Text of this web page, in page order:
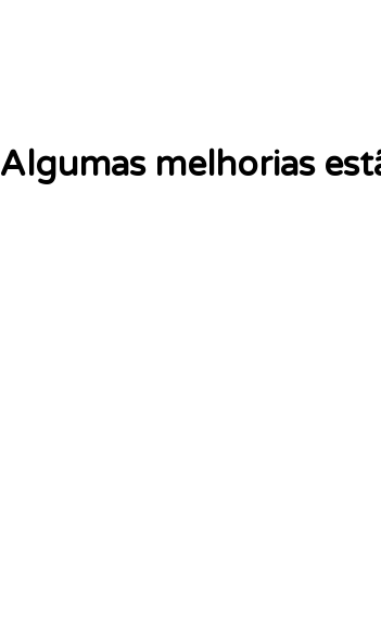
Algumas melhorias